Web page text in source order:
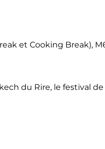
et Cooking Break),
du Rire, le festival